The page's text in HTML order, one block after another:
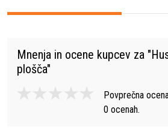
Mnenja in ocene kupcev za "
plošča"
Povprečna
0 ocenah.